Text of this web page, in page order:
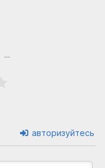
авторизуйтесь